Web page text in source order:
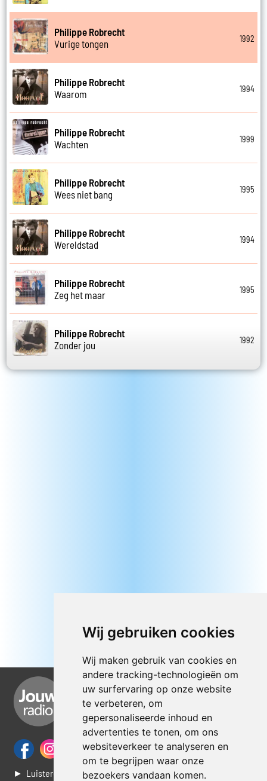
Wij gebruiken cookies
Wij maken gebruik van cookies en
andere tracking-technologieën om
uw surfervaring op onze website
te verbeteren, om
gepersonaliseerde inhoud en
advertenties te tonen, om ons
websiteverkeer te analyseren en
om te begrijpen waar onze
bezoekers vandaan komen.
Philippe Robrecht
Vurige tongen
1992
Philippe Robrecht
Waarom
1994
Philippe Robrecht
Wachten
1999
Philippe Robrecht
Wees niet bang
1995
Philippe Robrecht
Wereldstad
1994
Philippe Robrecht
Zeg het maar
1995
Philippe Robrecht
Zonder jou
1992
► Luisteren naar Jouwradio